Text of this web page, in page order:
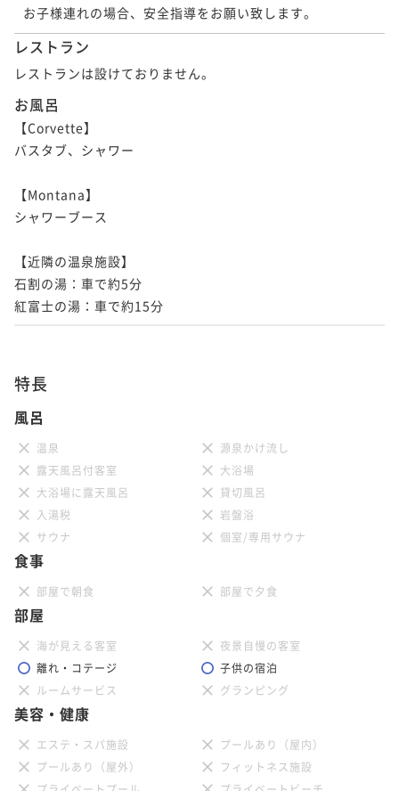
レストラン
レストランは設けておりません。
お風呂
【Corvette】
バスタブ、シャワー
【Montana】
シャワーブース
【近隣の温泉施設】
石割の湯：車で約5分
紅富士の湯：車で約15分
特長
風呂
温泉
源泉かけ流し
露天風呂付客室
大浴場
大浴場に露天風呂
貸切風呂
入湯税
岩盤浴
サウナ
個室/専用サウナ
食事
部屋で朝食 部屋で夕食
部屋
海が見える客室
夜景自慢の客室
離れ・コテージ
子供の宿泊
ルームサービス
グランピング
美容・健康
エステ・スパ施設
プールあり（屋内）
プールあり（屋外）
フィットネス施設